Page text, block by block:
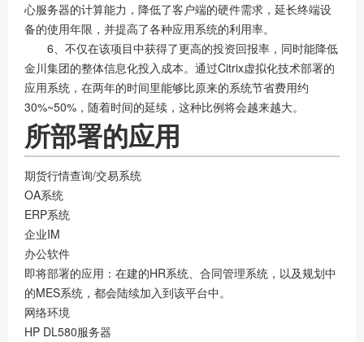
心服务器的计算能力，降低了客户端的硬件需求，延长终端设
备的使用年限，并提高了各种应用系统的利用率。
6、不仅在该项目中获得了更高的投资回报率，同时能降低
金川集团的整体信息化投入成本。通过Citrix虚拟化技术部署的
应用系统，在两年的时间里能够比原来的系统节省费用约
30%~50%，随着时间的延续，这种比例将会越来越大。
所部署的应用
期货行情查询/交易系统
OA系统
ERP系统
企业IM
办公软件
即将部署的应用：在建的HR系统、合同管理系统，以及规划中
的MES系统，都会陆续加入到该平台中。
网络环境
HP DL580服务器